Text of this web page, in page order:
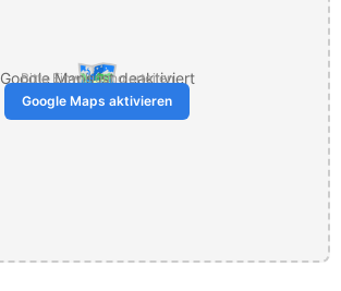
🗺️
Google Maps ist deaktiviert
Bitte Einwilligung erteilen
Google Maps aktivieren